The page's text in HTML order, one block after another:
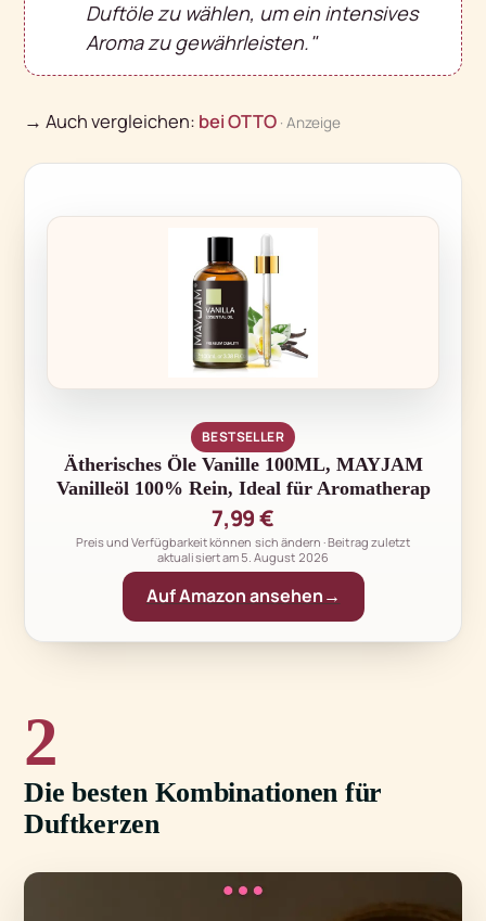
Duftöle zu wählen, um ein intensives
Aroma zu gewährleisten."
→ Auch vergleichen: bei OTTO · Anzeige
BESTSELLER
Ätherisches Öle Vanille 100ML, MAYJAM
Vanilleöl 100% Rein, Ideal für Aromatherap
7,99 €
Preis und Verfügbarkeit können sich ändern · Beitrag zuletzt
aktualisiert am 5. August 2026
Auf Amazon ansehen
2
Die besten Kombinationen für
Duftkerzen